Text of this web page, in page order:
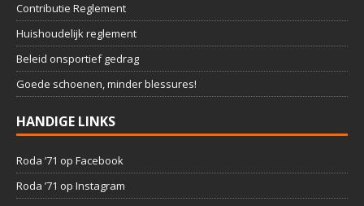
Contributie Reglement
Huishoudelijk reglement
Beleid onsportief gedrag
Goede schoenen, minder blessures!
HANDIGE LINKS
Roda ’71 op Facebook
Roda ’71 op Instagram